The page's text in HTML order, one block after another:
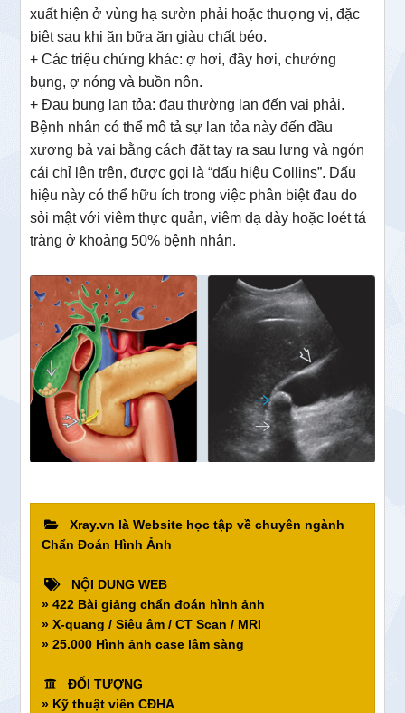
xuất hiện ở vùng hạ sườn phải hoặc thượng vị, đặc
biệt sau khi ăn bữa ăn giàu chất béo.
+ Các triệu chứng khác: ợ hơi, đầy hơi, chướng
bụng, ợ nóng và buồn nôn.
+ Đau bụng lan tỏa: đau thường lan đến vai phải.
Bệnh nhân có thể mô tả sự lan tỏa này đến đầu
xương bả vai bằng cách đặt tay ra sau lưng và ngón
cái chỉ lên trên, được gọi là “dấu hiệu Collins”. Dấu
hiệu này có thể hữu ích trong việc phân biệt đau do
sỏi mật với viêm thực quản, viêm dạ dày hoặc loét tá
tràng ở khoảng 50% bệnh nhân.
Xray.vn là Website học tập về chuyên ngành
Chẩn Đoán Hình Ảnh
NỘI DUNG WEB
» 422 Bài giảng chẩn đoán hình ảnh
» X-quang / Siêu âm / CT Scan / MRI
» 25.000 Hình ảnh case lâm sàng
ĐỐI TƯỢNG
» Kỹ thuật viên CĐHA